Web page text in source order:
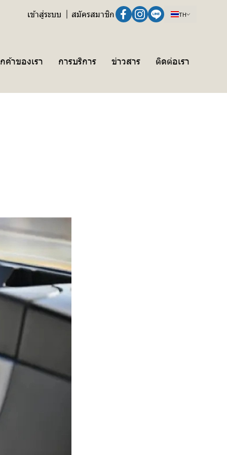
เข้าสู่ระบบ สมัครสมาชิก TH
ค้าของเรา การบริการ ข่าวสาร ติดต่อเรา